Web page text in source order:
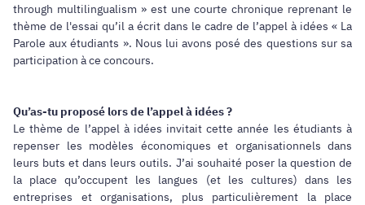
through multilingualism » est une courte chronique reprenant le
thème de l'essai qu’il a écrit dans le cadre de l’appel à idées « La
Parole aux étudiants ». Nous lui avons posé des questions sur sa
participation à ce concours.
Qu’as-tu proposé lors de l’appel à idées ?
Le thème de l’appel à idées invitait cette année les étudiants à
repenser les modèles économiques et organisationnels dans
leurs buts et dans leurs outils. J’ai souhaité poser la question de
la place qu’occupent les langues (et les cultures) dans les
entreprises et organisations, plus particulièrement la place